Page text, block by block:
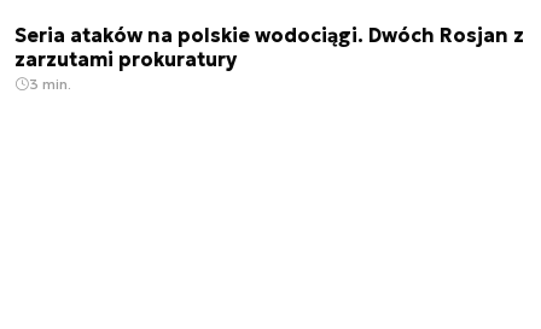
Seria ataków na polskie wodociągi. Dwóch Rosjan z
zarzutami prokuratury
3 min.